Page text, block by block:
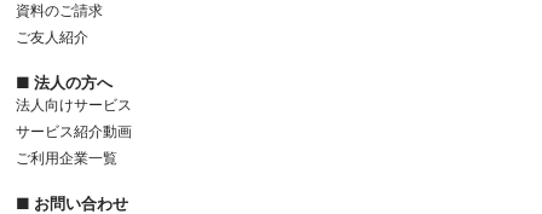
資料のご請求
ご友人紹介
■ 法人の方へ
法人向けサービス
サービス紹介動画
ご利用企業一覧
■ お問い合わせ